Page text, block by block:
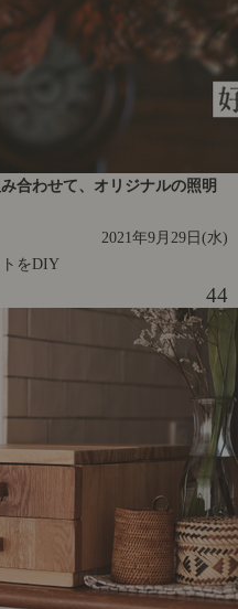
合わせて、オリジナルの照明
2021年9月29日(水)
をDIY
44